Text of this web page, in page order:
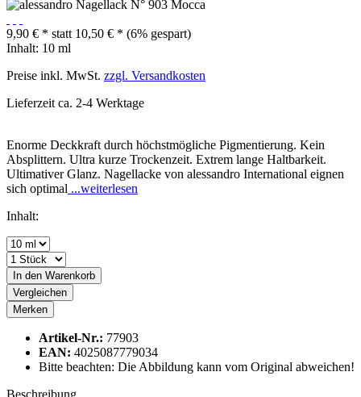
9,90 € * statt 10,50 € * (6% gespart)
Inhalt: 10 ml
Preise inkl. MwSt. zzgl. Versandkosten
Lieferzeit ca. 2-4 Werktage
Enorme Deckkraft durch höchstmögliche Pigmentierung. Kein
Absplittern. Ultra kurze Trockenzeit. Extrem lange Haltbarkeit.
Ultimativer Glanz. Nagellacke von alessandro International eignen
sich optimal ...weiterlesen
Inhalt:
In den Warenkorb
Vergleichen
Merken
Artikel-Nr.: 77903
EAN: 4025087779034
Bitte beachten: Die Abbildung kann vom Original abweichen!
Beschreibung